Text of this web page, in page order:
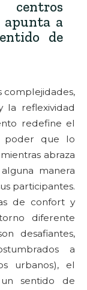
apunta a
de
complejidades,
la reflexividad
redefine el
poder que lo
abraza
manera
participantes.
de confort y
diferente
desafiantes,
a
urbanos), el
sentido de